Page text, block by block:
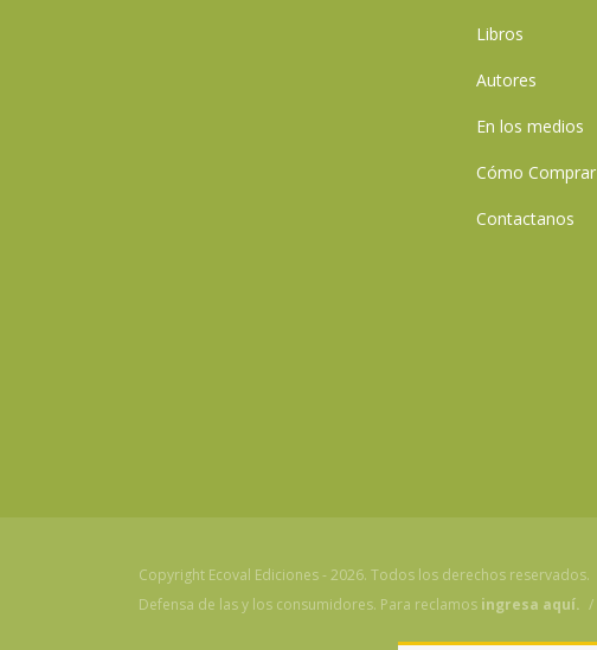
Libros
Autores
En los medios
Cómo Comprar
Contactanos
Copyright Ecoval Ediciones - 2026. Todos los derechos reservados.
Defensa de las y los consumidores. Para reclamos ingresa aquí. /